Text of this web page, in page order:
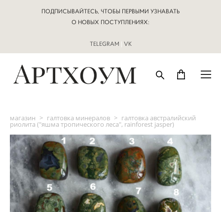
ПОДПИСЫВАЙТЕСЬ, ЧТОБЫ ПЕРВЫМИ УЗНАВАТЬ
О НОВЫХ ПОСТУПЛЕНИЯХ:
TELEGRAM | VK
магазин > галтовка минералов > галтовка австралийский
риолита ("яшма тропического леса", rainforest jasper)